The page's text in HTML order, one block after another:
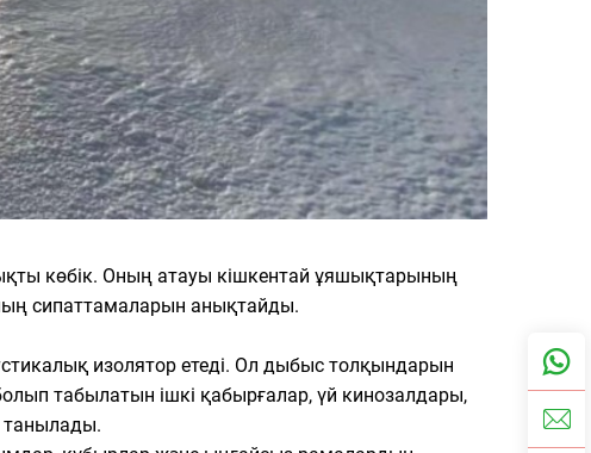
көбік. Оның атауы кішкентай ұяшықтарының
сипаттамаларын анықтайды.
изолятор етеді. Ол дыбыс толқындарын
табылатын ішкі қабырғалар, үй кинозалдары,
танылады.